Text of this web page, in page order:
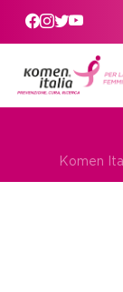
Skip to main
Komen